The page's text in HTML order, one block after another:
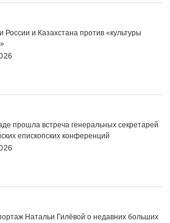
России и Казахстана против «культуры
прошла встреча генеральных секретарей
епископских конференций
Натальи Гилёвой о недавних больших